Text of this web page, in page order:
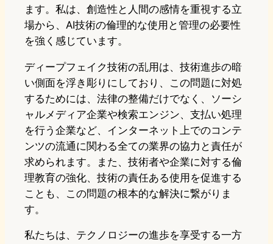
ます。私は、創造性と人間の感情を重視する立
場から、AI技術の倫理的な使用と管理の必要性
を強く感じています。
ディープフェイク技術の乱用は、技術進歩の暗
い側面を浮き彫りにしており、この問題に対処
するためには、法律の整備だけでなく、ソーシ
ャルメディア企業や検索エンジン、支払い処理
を行う企業など、インターネット上でのコンテ
ンツの流通に関わる全ての業界の協力と責任が
求められます。また、技術者や企業に対する倫
理教育の強化、技術の責任ある使用を促進する
ことも、この問題の根本的な解決に繋がりま
す。
私たちは、テクノロジーの進歩を享受する一方